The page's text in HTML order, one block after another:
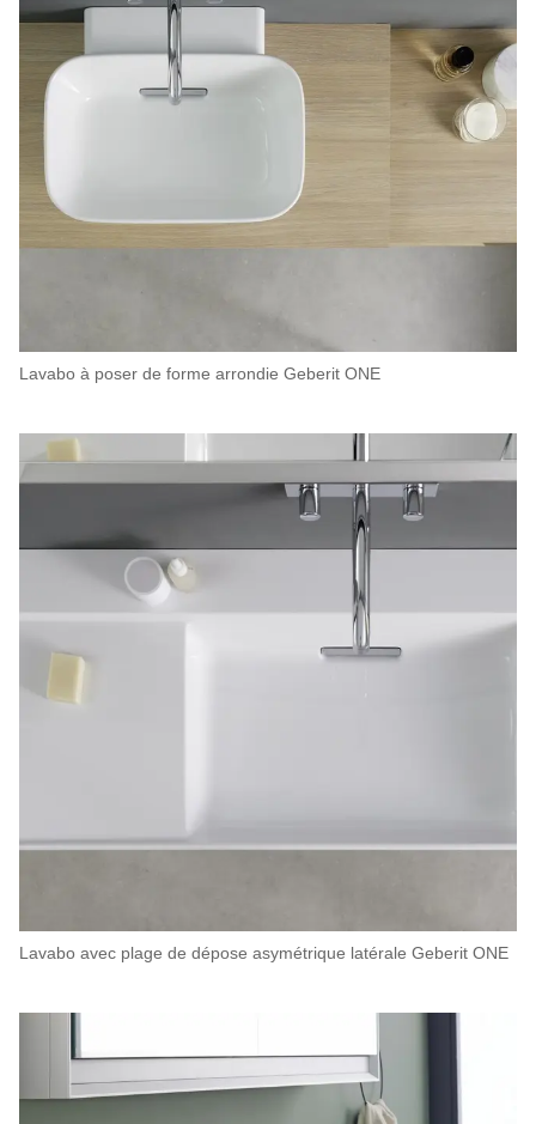
Lavabo à poser de forme arrondie Geberit ONE
Lavabo avec plage de dépose asymétrique latérale Geberit ONE